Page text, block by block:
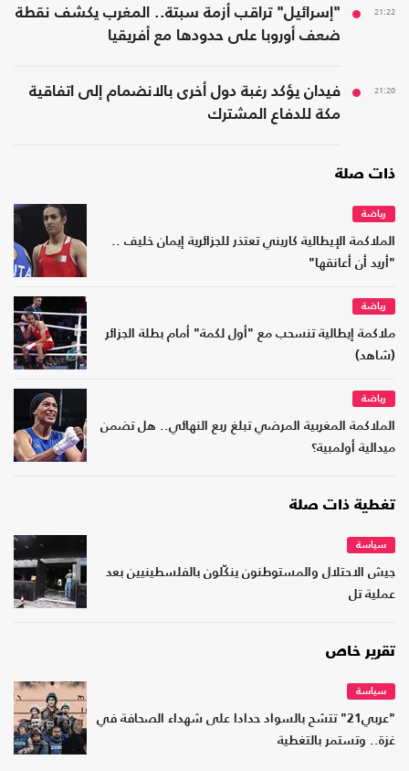
21:22
"إسرائيل" تراقب أزمة سبتة.. المغرب يكشف نقطة
ضعف أوروبا على حدودها مع أفريقيا
21:20
فيدان يؤكد رغبة دول أخرى بالانضمام إلى اتفاقية
مكة للدفاع المشترك
ذات صلة
رياضة
الملاكمة الإيطالية كاريني تعتذر للجزائرية إيمان خليف ..
"أريد أن أعانقها"
رياضة
ملاكمة إيطالية تنسحب مع "أول لكمة" أمام بطلة الجزائر
(شاهد)
رياضة
الملاكمة المغربية المرضي تبلغ ربع النهائي.. هل تضمن
ميدالية أولمبية؟
تغطية ذات صلة
سياسة
جيش الاحتلال والمستوطنون ينكّلون بالفلسطينيين بعد
عملية تل
تقرير خاص
سياسة
"عربي21" تتشح بالسواد حدادا على شهداء الصحافة في
غزة.. وتستمر بالتغطية